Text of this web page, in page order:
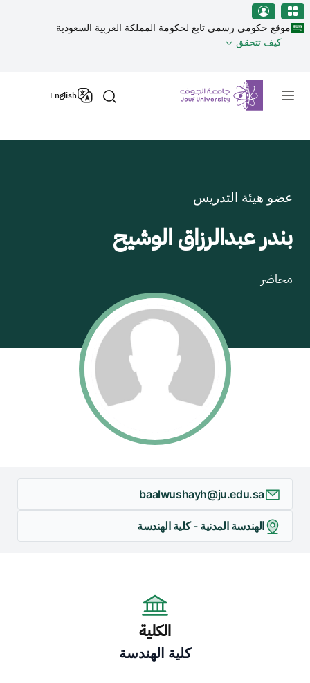
منطقة الجوف-جامعة الجوف
تجاوز إلى المحتوى الرئيسي
موقع حكومي رسمي تابع لحكومة المملكة العربية السعودية
كيف تتحقق
Primary menu
English
عضو هيئة التدريس
بندر عبدالرزاق الوشيح
محاضر
baalwushayh@ju.edu.sa
الهندسة المدنية - كلية الهندسة
الكلية
كلية الهندسة